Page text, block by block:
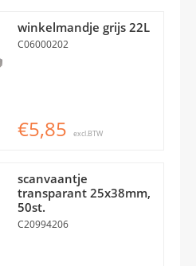
winkelmandje grijs 22L
C06000202
€5,85 excl.BTW
scanvaantje
transparant 25x38mm,
50st.
C20994206